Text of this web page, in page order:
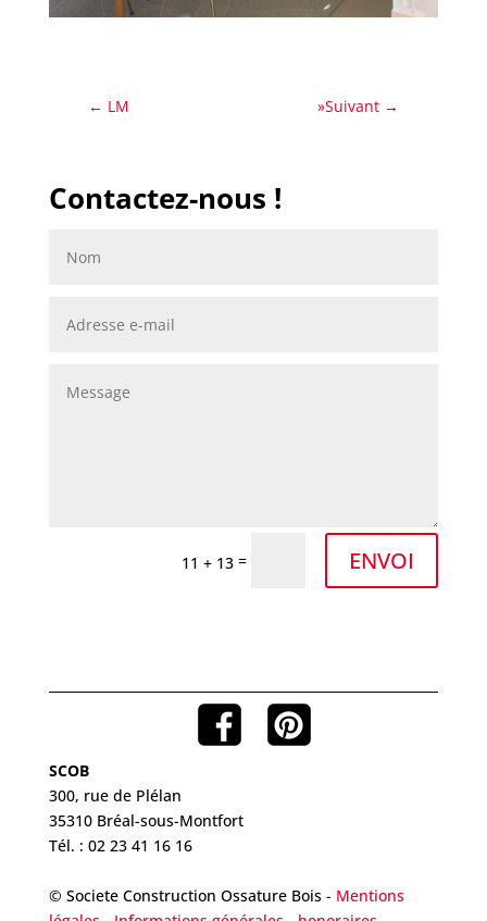
← LM »Suivant →
Contactez-nous !
11 + 13 = ENVOI
SCOB
300, rue de Plélan
35310 Bréal-sous-Montfort
Tél. : 02 23 41 16 16
© Societe Construction Ossature Bois - Mentions